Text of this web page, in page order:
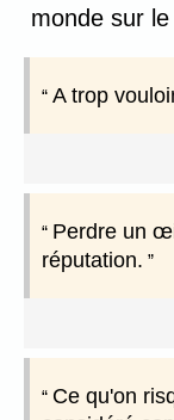
monde sur
A trop
Perdre un
réputation.
Ce qu'on